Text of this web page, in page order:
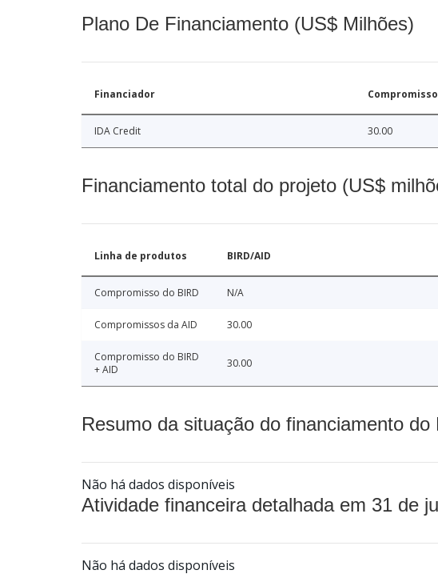
Plano De Financiamento (US$ Milhões)
Financiador
IDA Credit 30.00
Financiamento total do projeto (US$
Linha de produtos BIRD/AID
Compromisso do BIRD N/A
Compromissos da AID 30.00
Compromisso do BIRD
+ AID
30.00
Resumo da situação do financiamento
Não há dados disponíveis
Atividade financeira detalhada em 31 de
Não há dados disponíveis